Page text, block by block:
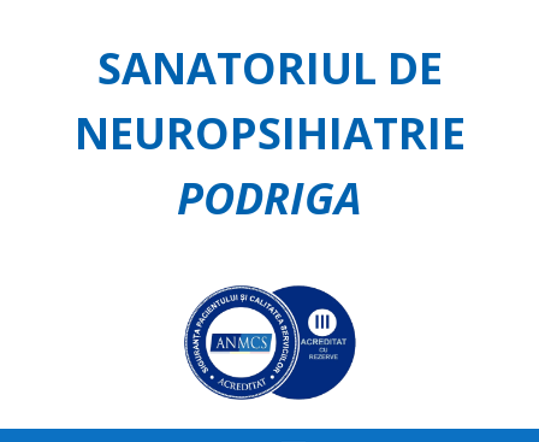
SANATORIUL DE
NEUROPSIHIATRIE
PODRIGA